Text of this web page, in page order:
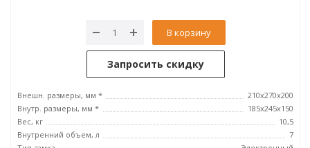
В корзину
Запросить скидку
Внешн. размеры, мм *
210x270x200
Внутр. размеры, мм *
185х245х150
Вес, кг
10,5
Внутренний объем, л
7